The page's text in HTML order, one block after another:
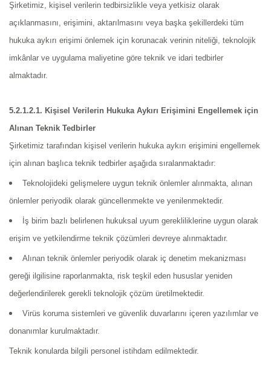
Şirketimiz, kişisel verilerin tedbirsizlikle veya yetkisiz olarak
açıklanmasını, erişimini, aktarılmasını veya başka şekillerdeki tüm
hukuka aykırı erişimi önlemek için korunacak verinin niteliği, teknolojik
imkânlar ve uygulama maliyetine göre teknik ve idari tedbirler
almaktadır.
5.2.1.2.1. Kişisel Verilerin Hukuka Aykırı Erişimini Engellemek için
Alınan Teknik Tedbirler
Şirketimiz tarafından kişisel verilerin hukuka aykırı erişimini engellemek
için alınan başlıca teknik tedbirler aşağıda sıralanmaktadır:
Teknolojideki gelişmelere uygun teknik önlemler alınmakta, alınan
önlemler periyodik olarak güncellenmekte ve yenilenmektedir.
İş birim bazlı belirlenen hukuksal uyum gerekliliklerine uygun olarak
erişim ve yetkilendirme teknik çözümleri devreye alınmaktadır.
Alınan teknik önlemler periyodik olarak iç denetim mekanizması
gereği ilgilisine raporlanmakta, risk teşkil eden hususlar yeniden
değerlendirilerek gerekli teknolojik çözüm üretilmektedir.
Virüs koruma sistemleri ve güvenlik duvarlarını içeren yazılımlar ve
donanımlar kurulmaktadır.
Teknik konularda bilgili personel istihdam edilmektedir.